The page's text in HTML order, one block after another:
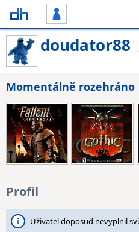
doudator88
Momentálně rozehráno
Profil
Uživatel doposud nevyplnil